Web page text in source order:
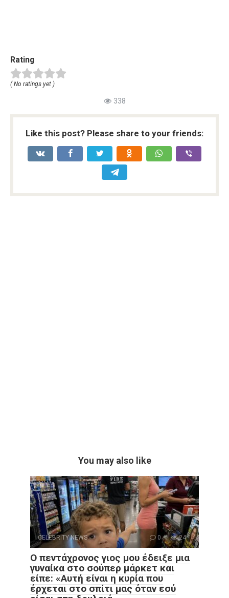
Rating
( No ratings yet )
338
Like this post? Please share to your friends:
You may also like
CELEBRITY NEWS 0 24
Ο πεντάχρονος γιος μου έδειξε μια
γυναίκα στο σούπερ μάρκετ και
είπε: «Αυτή είναι η κυρία που
έρχεται στο σπίτι μας όταν εσύ